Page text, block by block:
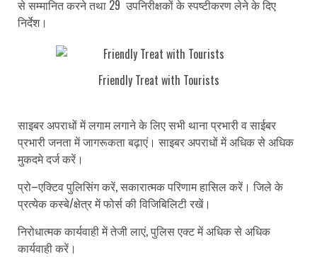
से सम्मानित करने तथा 29 उपनिरीक्षकों के स्पष्टीकरण लेने के दिए
निर्देश।
Friendly Treat with Tourists
साइबर अपराधों में लगाम लगाने के लिए सभी थाना प्रभारी व साईबर
प्रभारी जनता में जागरूकता बढ़ाएं। साइबर अपराधों में अधिक से अधिक
मुकदमे दर्ज करें।
प्रो–एक्टिव पुलिसिंग करें, सकारात्मक परिणाम हासिल करें। जिले के
प्रत्येक कस्बे/क्षेत्र में फोर्स की विजिबिलिटी रखें।
निरोधात्मक कार्यवाही में तेजी लाएं, पुलिस एक्ट में अधिक से अधिक
कार्यवाही करें।